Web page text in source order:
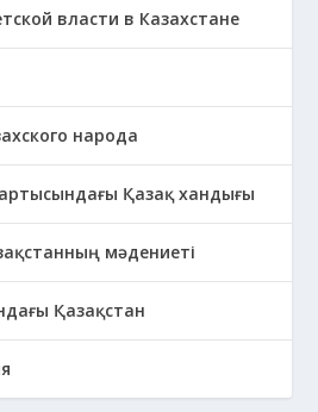
власти в Казахстане
народа
Қазақ хандығы
мәдениеті
Қазақстан